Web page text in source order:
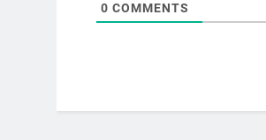
0 COMMENTS